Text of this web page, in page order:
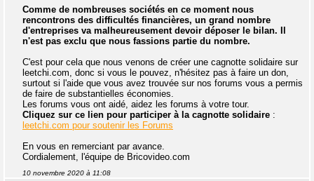
Comme de nombreuses sociétés en ce moment nous
rencontrons des difficultés financières, un grand nombre
d'entreprises va malheureusement devoir déposer le bilan. Il
n'est pas exclu que nous fassions partie du nombre.
C'est pour cela que nous venons de créer une cagnotte solidaire sur
leetchi.com, donc si vous le pouvez, n'hésitez pas à faire un don,
surtout si l'aide que vous avez trouvée sur nos forums vous a permis
de faire de substantielles économies.
Les forums vous ont aidé, aidez les forums à votre tour.
Cliquez sur ce lien pour participer à la cagnotte solidaire :
leetchi.com pour soutenir les Forums
En vous en remerciant par avance.
Cordialement, l'équipe de Bricovideo.com
10 novembre 2020 à 11:08